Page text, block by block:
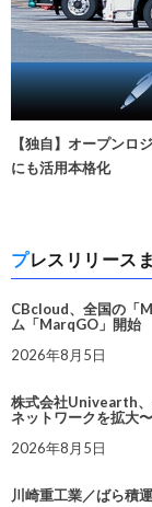
【独自】オープンロ
にも活用本格化
プレスリリース
CBcloud、全国の「
ム「MarqGO」開始
2026年8月5日
株式会社Univearth、
ネットワークを拡大〜
2026年8月5日
川崎重工業／ばら積